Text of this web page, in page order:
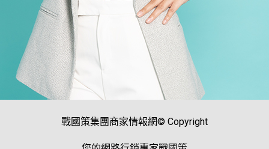
戰國策集團商家情報網© Copyright